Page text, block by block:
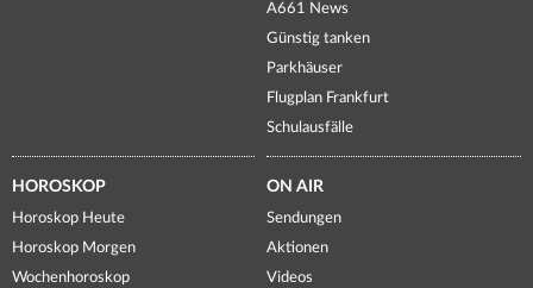
A661 News
Günstig tanken
Parkhäuser
Flugplan Frankfurt
Schulausfälle
HOROSKOP
Horoskop Heute
Horoskop Morgen
Wochenhoroskop
ON AIR
Sendungen
Aktionen
Videos